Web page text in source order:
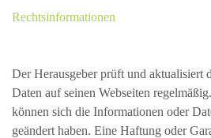
Rechtsinformationen
Der Herausgeber prüft und aktualisiert
Daten auf seinen Webseiten
können sich die Informationen oder
geändert haben. Eine Haftung oder